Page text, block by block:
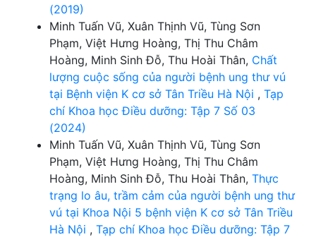
(2019)
Minh Tuấn Vũ, Xuân Thịnh Vũ, Tùng Sơn
Phạm, Việt Hưng Hoàng, Thị Thu Châm
Hoàng, Minh Sinh Đỗ, Thu Hoài Thân, Chất
lượng cuộc sống của người bệnh ung thư vú
tại Bệnh viện K cơ sở Tân Triều Hà Nội , Tạp
chí Khoa học Điều dưỡng: Tập 7 Số 03
(2024)
Minh Tuấn Vũ, Xuân Thịnh Vũ, Tùng Sơn
Phạm, Việt Hưng Hoàng, Thị Thu Châm
Hoàng, Minh Sinh Đỗ, Thu Hoài Thân, Thực
trạng lo âu, trầm cảm của người bệnh ung thư
vú tại Khoa Nội 5 bệnh viện K cơ sở Tân Triều
Hà Nội , Tạp chí Khoa học Điều dưỡng: Tập 7